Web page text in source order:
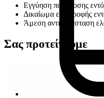
Εγγύηση παράδοσης
Δικαίωμα επιστροφής
Άμεση αντικατάσταση
Σας προτείνουμε